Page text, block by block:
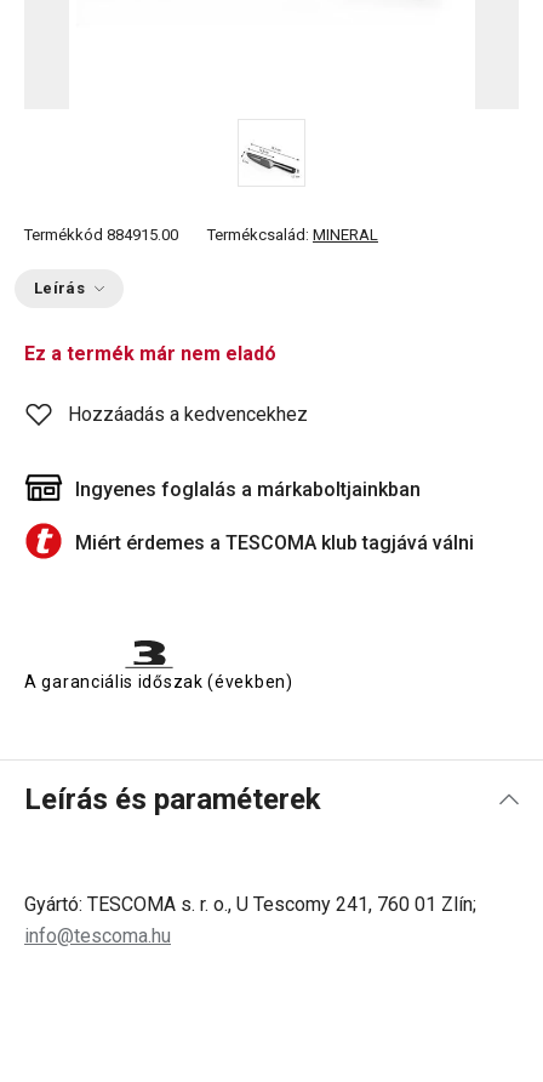
Termékkód 884915.00 Termékcsalád: MINERAL
Leírás
Ez a termék már nem eladó
Hozzáadás a kedvencekhez
Ingyenes foglalás a márkaboltjainkban
Miért érdemes a TESCOMA klub tagjává válni
A garanciális időszak (években)
Leírás és paraméterek
Gyártó: TESCOMA s. r. o., U Tescomy 241, 760 01 Zlín;
info@tescoma.hu